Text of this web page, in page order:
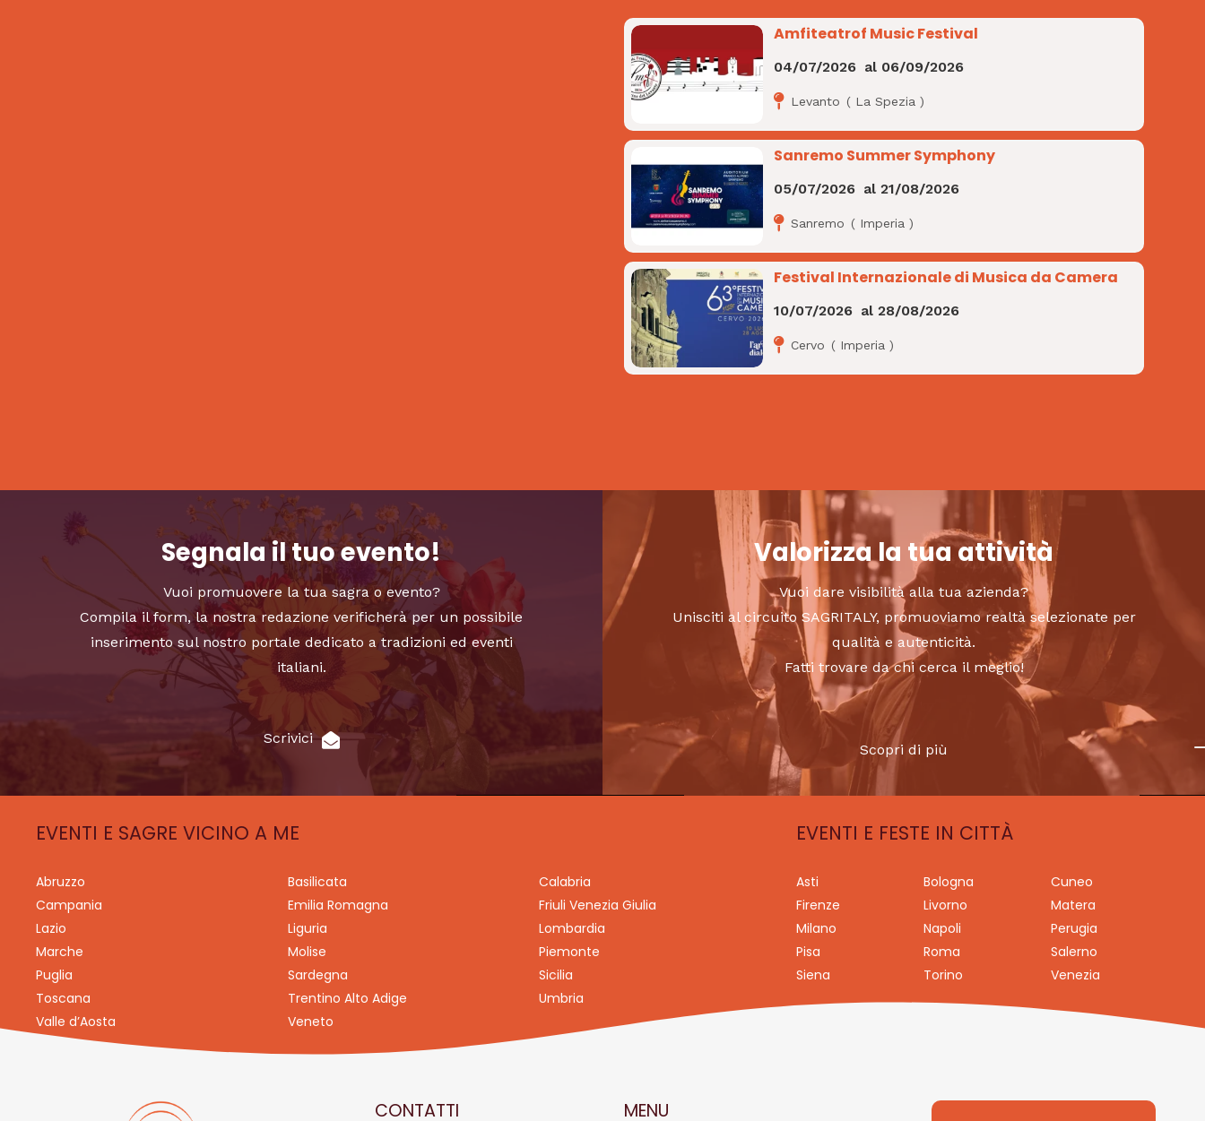
Amfiteatrof Music Festival
04/07/2026 al 06/09/2026
Levanto ( La Spezia )
Sanremo Summer Symphony
05/07/2026 al21/08/2026
Sanremo ( Imperia )
Festival Internazionale di Musica da Camera
10/07/2026 al28/08/2026
Cervo ( Imperia )
Segnala il tuo evento!
Vuoi promuovere la tua sagra o evento?
Compila il form, la nostra redazione verificherà per un possibile
inserimento sul nostro portale dedicato a tradizioni ed eventi
italiani.
Scrivici
Valorizza la tua attività
Vuoi dare visibilità alla tua azienda?
Unisciti al circuito SAGRITALY, promuoviamo realtà selezionate per
qualità e autenticità.
Fatti trovare da chi cerca il meglio!
Scopri di più
EVENTI E SAGRE VICINO A ME
Abruzzo Basilicata
Calabria
Campania
Emilia Romagna
Friuli Venezia Giulia
Lazio
Liguria
Lombardia
Marche
Molise
Piemonte
Puglia
Sardegna
Sicilia
Toscana
Trentino Alto Adige
Umbria
Valle d’Aosta
Veneto
EVENTI E FESTE IN CITTÀ
Asti Bologna
Cuneo
Firenze
Livorno
Matera
Milano
Napoli
Perugia
Pisa
Roma
Salerno
Siena
Torino Venezia
CONTATTI MENU